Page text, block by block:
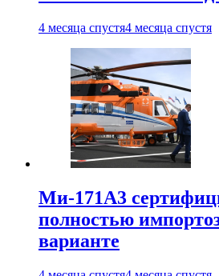
4 месяца спустя4 месяца спустя
Ми-171А3
полностью
варианте